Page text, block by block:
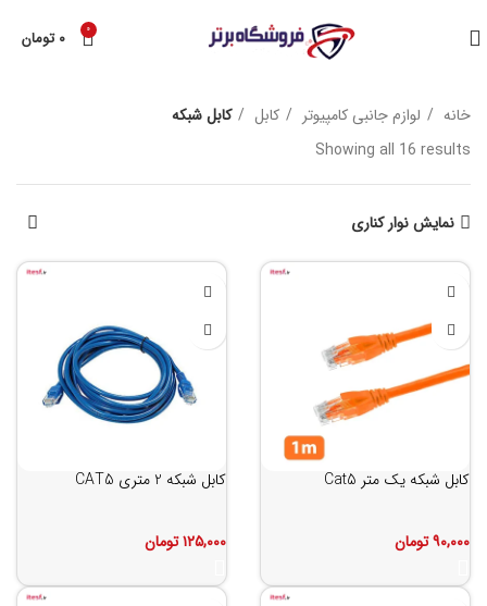
0 ۰ تومان
خانه لوازم جانبی کامپیوتر کابل
کابل شبکه
Showing all 16 results
نمایش نوار کناری
کابل شبکه یک متر Cat5
۹۰,۰۰۰تومان
کابل شبکه 2 متری CAT5
۱۲۵,۰۰۰تومان